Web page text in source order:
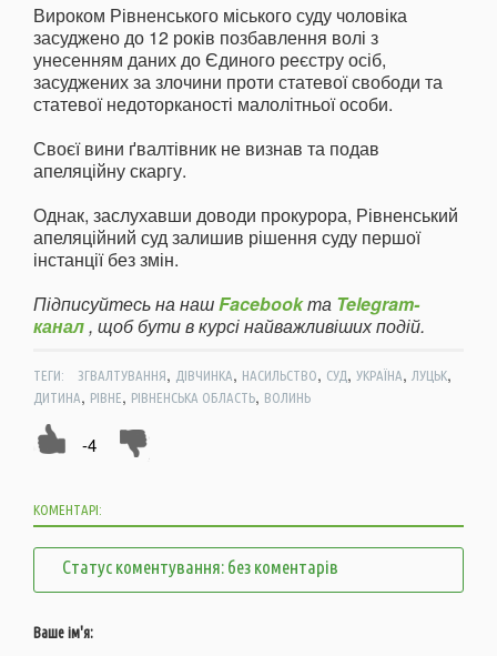
Вироком Рівненського міського суду чоловіка
засуджено до 12 років позбавлення волі з
унесенням даних до Єдиного реєстру осіб,
засуджених за злочини проти статевої свободи та
статевої недоторканості малолітньої особи.
Своєї вини ґвалтівник не визнав та подав
апеляційну скаргу.
Однак, заслухавши доводи прокурора, Рівненський
апеляційний суд залишив рішення суду першої
інстанції без змін.
Підписуйтесь на нашFacebookта Telegram-
канал, щоб бути в курсі найважливіших подій.
ТЕГИ: ЗГВАЛТУВАННЯ, ДІВЧИНКА, НАСИЛЬСТВО, СУД, УКРАЇНА, ЛУЦЬК,
ДИТИНА, РІВНЕ, РІВНЕНСЬКА ОБЛАСТЬ, ВОЛИНЬ
-4
КОМЕНТАРІ:
Статус коментування: без коментарів
Ваше ім'я: